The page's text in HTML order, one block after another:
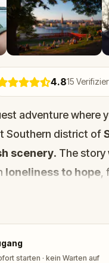
4.815
adventure where
Southern district of
scenery. The story
loneliness to hope
than a healthy 2h
architecture?
starten · kein Warten auf